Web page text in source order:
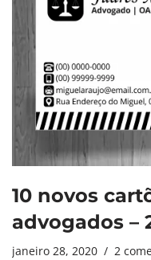
10 novos
advogados –
janeiro 28, 2020 2